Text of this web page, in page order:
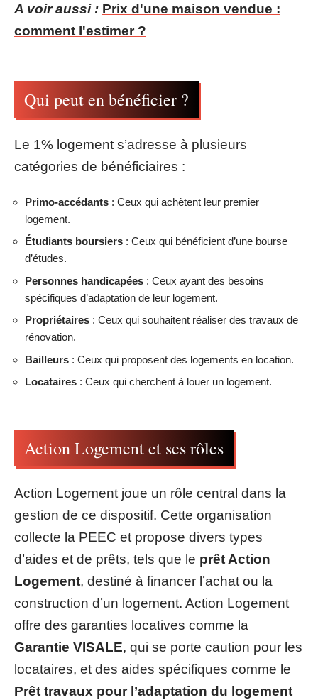
A voir aussi : Prix d'une maison vendue :
comment l'estimer ?
Qui peut en bénéficier ?
Le 1% logement s’adresse à plusieurs
catégories de bénéficiaires :
Primo-accédants : Ceux qui achètent leur premier
logement.
Étudiants boursiers : Ceux qui bénéficient d’une bourse
d’études.
Personnes handicapées : Ceux ayant des besoins
spécifiques d’adaptation de leur logement.
Propriétaires : Ceux qui souhaitent réaliser des travaux de
rénovation.
Bailleurs : Ceux qui proposent des logements en location.
Locataires : Ceux qui cherchent à louer un logement.
Action Logement et ses rôles
Action Logement joue un rôle central dans la
gestion de ce dispositif. Cette organisation
collecte la PEEC et propose divers types
d’aides et de prêts, tels que le prêt Action
Logement, destiné à financer l’achat ou la
construction d’un logement. Action Logement
offre des garanties locatives comme la
Garantie VISALE, qui se porte caution pour les
locataires, et des aides spécifiques comme le
Prêt travaux pour l’adaptation du logement